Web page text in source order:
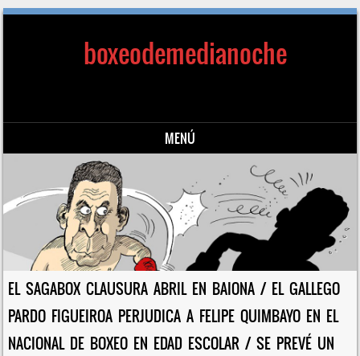
boxeodemedianoche
MENÚ
Saltar al contenido
EL SAGABOX CLAUSURA ABRIL EN BAIONA / EL GALLEGO
PARDO FIGUEIROA PERJUDICA A FELIPE QUIMBAYO EN EL
NACIONAL DE BOXEO EN EDAD ESCOLAR / SE PREVÉ UN